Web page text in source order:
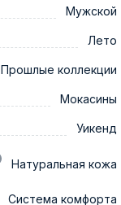
Мужской
Лето
Прошлые коллекции
Мокасины
Уикенд
Натуральная кожа
Система комфорта